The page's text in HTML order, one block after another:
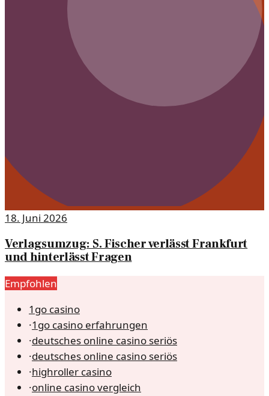
18. Juni 2026
Verlagsumzug: S. Fischer verlässt Frankfurt
und hinterlässt Fragen
Empfohlen
1go casino
·1go casino erfahrungen
·deutsches online casino seriös
·deutsches online casino seriös
·highroller casino
·online casino vergleich